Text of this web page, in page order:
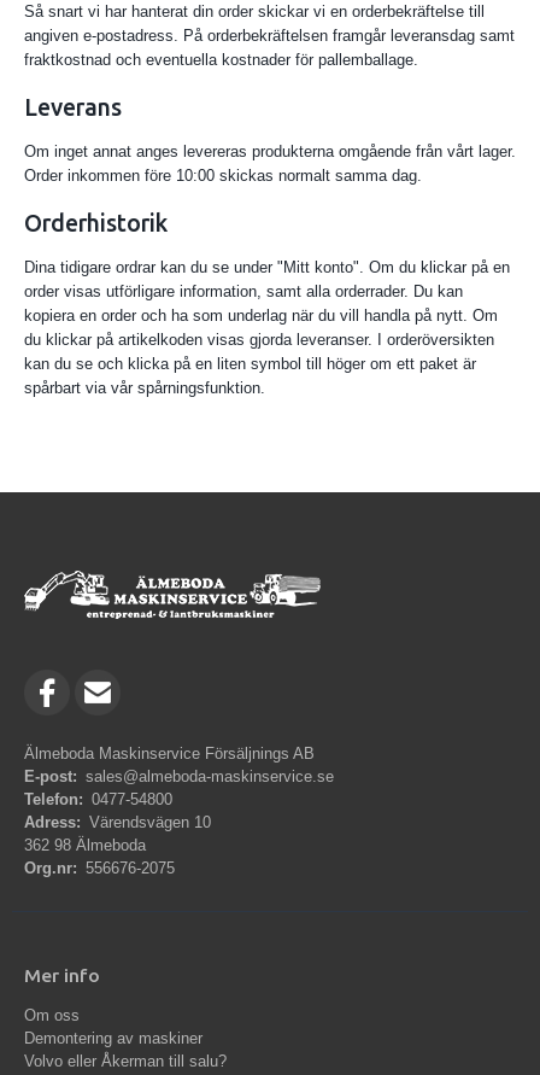
Så snart vi har hanterat din order skickar vi en orderbekräftelse till
angiven e-postadress. På orderbekräftelsen framgår leveransdag samt
fraktkostnad och eventuella kostnader för pallemballage.
Leverans
Om inget annat anges levereras produkterna omgående från vårt lager.
Order inkommen före 10:00 skickas normalt samma dag.
Orderhistorik
Dina tidigare ordrar kan du se under "Mitt konto". Om du klickar på en
order visas utförligare information, samt alla orderrader. Du kan
kopiera en order och ha som underlag när du vill handla på nytt. Om
du klickar på artikelkoden visas gjorda leveranser. I orderöversikten
kan du se och klicka på en liten symbol till höger om ett paket är
spårbart via vår spårningsfunktion.
Älmeboda Maskinservice Försäljnings AB
E-post: sales@almeboda-maskinservice.se
Telefon: 0477-54800
Adress: Värendsvägen 10
362 98 Älmeboda
Org.nr: 556676-2075
Mer info
Om oss
Demontering av maskiner
Volvo eller Åkerman till salu?